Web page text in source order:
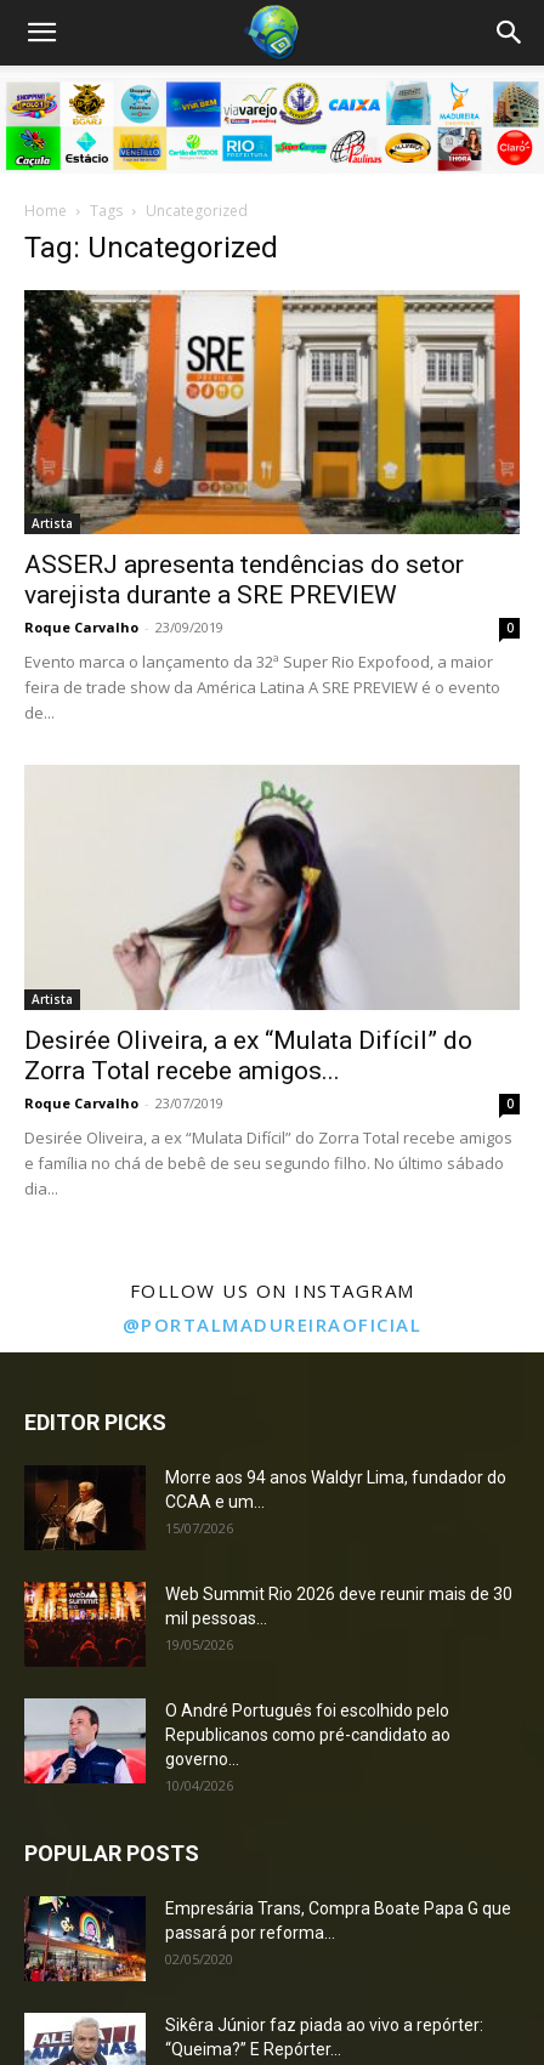
Home Tags Uncategorized
Tag: Uncategorized
Artista
ASSERJ apresenta tendências do setor
varejista durante a SRE PREVIEW
Roque Carvalho - 23/09/2019 0
Evento marca o lançamento da 32ª Super Rio Expofood, a maior
feira de trade show da América Latina A SRE PREVIEW é o evento
de...
Artista
Desirée Oliveira, a ex “Mulata Difícil” do
Zorra Total recebe amigos...
Roque Carvalho - 23/07/2019 0
Desirée Oliveira, a ex “Mulata Difícil” do Zorra Total recebe amigos
e família no chá de bebê de seu segundo filho. No último sábado
dia...
FOLLOW US ON INSTAGRAM
@PORTALMADUREIRAOFICIAL
EDITOR PICKS
Morre aos 94 anos Waldyr Lima, fundador do
CCAA e um...
15/07/2026
Web Summit Rio 2026 deve reunir mais de 30
mil pessoas...
19/05/2026
O André Português foi escolhido pelo
Republicanos como pré-candidato ao
governo...
10/04/2026
POPULAR POSTS
Empresária Trans, Compra Boate Papa G que
passará por reforma...
02/05/2020
Sikêra Júnior faz piada ao vivo a repórter:
“Queima?” E Repórter...